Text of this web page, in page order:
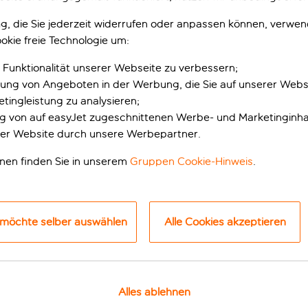
im
von Santorin und enttäuscht nicht, was die Aussicht
ohne dabei auf Luxus verzichten zu müssen.
Sterne-Aufenthalt freuen. Die Poollandschaft ist
auf denen du dich entspannt zurücklehnen und die
Massagen, Aromatherapien und wohltuende
die Sie jederzeit widerrufen oder anpassen können,
freie Technologie um:
unserer Webseite zu verbessern;
von Angeboten in der Werbung, die Sie auf unserer
zu analysieren;
von auf easyJet zugeschnittenen Werbe- und
Website durch unsere Werbepartner.
finden Sie in unserem Gruppen Cookie-Hinweis
selber auswählen Alle Cookies akzeptieren
Alles ablehnen